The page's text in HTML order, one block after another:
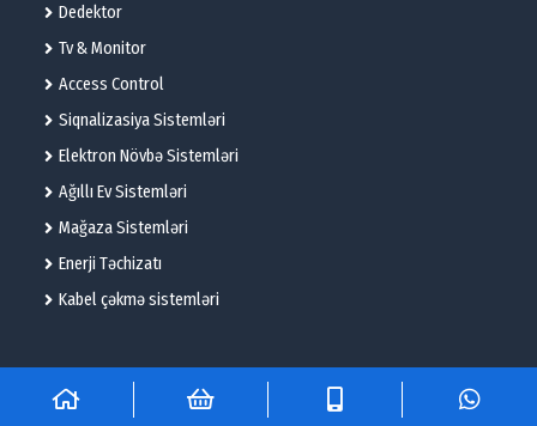
Dedektor
Tv & Monitor
Access Control
Siqnalizasiya Sistemləri
Elektron Növbə Sistemləri
Ağıllı Ev Sistemləri
Mağaza Sistemləri
Enerji Təchizatı
Kabel çəkmə sistemləri
© 2025 – Flame Technologies